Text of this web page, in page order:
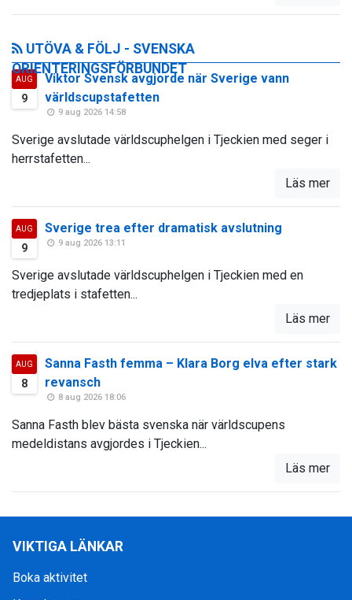
UTÖVA & FÖLJ - SVENSKA
ORIENTERINGSFÖRBUNDET
AUG
9
Viktor Svensk avgjorde när Sverige vann
världscupstafetten
9 aug 2026 14:58
Sverige avslutade världscuphelgen i Tjeckien med seger i
herrstafetten...
Läs mer
AUG
9
Sverige trea efter dramatisk avslutning
9 aug 2026 13:11
Sverige avslutade världscuphelgen i Tjeckien med en
tredjeplats i stafetten...
Läs mer
AUG
8
Sanna Fasth femma – Klara Borg elva efter stark
revansch
8 aug 2026 18:06
Sanna Fasth blev bästa svenska när världscupens
medeldistans avgjordes i Tjeckien...
Läs mer
VIKTIGA LÄNKAR
Boka aktivitet